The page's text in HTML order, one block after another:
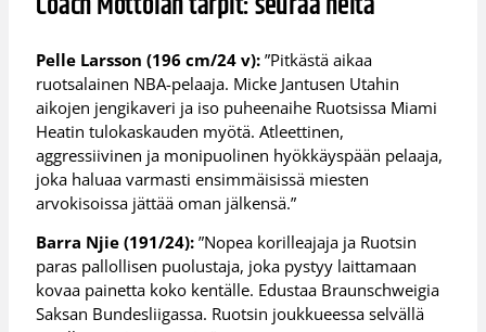
Pelle Larsson (196 cm/24 v): ”Pitkästä aikaa
ruotsalainen NBA-pelaaja. Micke Jantusen Utahin
aikojen jengikaveri ja iso puheenaihe Ruotsissa Miami
Heatin tulokaskauden myötä. Atleettinen,
aggressiivinen ja monipuolinen hyökkäyspään pelaaja,
joka haluaa varmasti ensimmäisissä miesten
arvokisoissa jättää oman jälkensä.”
Barra Njie (191/24): ”Nopea korilleajaja ja Ruotsin
paras pallollisen puolustaja, joka pystyy laittamaan
kovaa painetta koko kentälle. Edustaa Braunschweigia
Saksan Bundesliigassa. Ruotsin joukkueessa selvällä